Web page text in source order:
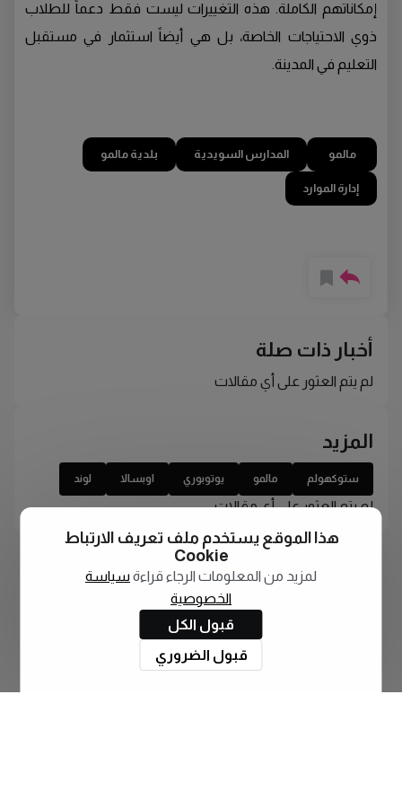
إمكاناتهم الكاملة. هذه التغييرات ليست فقط دعماً للطلاب
ذوي الاحتياجات الخاصة، بل هي أيضاً استثمار في مستقبل
التعليم في المدينة.
مالمو المدارس السويدية بلدية مالمو
إدارة الموارد
أخبار ذات صلة
لم يتم العثور على أي مقالات
المزيد
ستوكهولم مالمو يوتوبوري اوبسالا لوند
لم يتم العثور على أي مقالات
هذا الموقع يستخدم ملف تعريف الارتباط
Cookie
لمزيد من المعلومات الرجاء قراءة سياسة
الخصوصية
قبول الكل
قبول الضروري